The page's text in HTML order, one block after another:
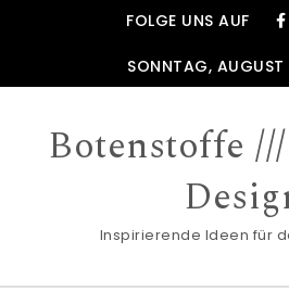
FOLGE UNS AUF
SONNTAG,
Botenstoffe
Inspirierende Ideen für